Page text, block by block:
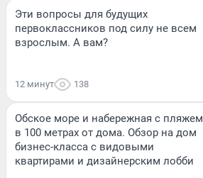
Эти вопросы для будущих
первоклассников под силу не всем
взрослым. А вам?
12 минут 138
Обское море и набережная с пляжем
в 100 метрах от дома. Обзор на дом
бизнес-класса с видовыми
квартирами и дизайнерским лобби